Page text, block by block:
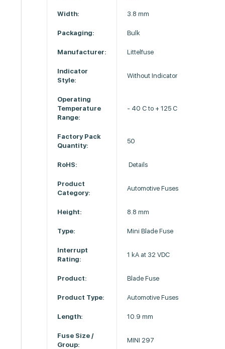
Width: 3.8 mm
Packaging: Bulk
Manufacturer: Littelfuse
Indicator
Style:
Without Indicator
Operating
Temperature
Range:
- 40 C to + 125 C
Factory Pack
Quantity:
50
RoHS: Details
Product
Category:
Automotive Fuses
Height: 8.8 mm
Type: Mini Blade Fuse
Interrupt
Rating:
1 kA at 32 VDC
Product: Blade Fuse
Product Type: Automotive Fuses
Length: 10.9 mm
Fuse Size /
Group:
MINI 297